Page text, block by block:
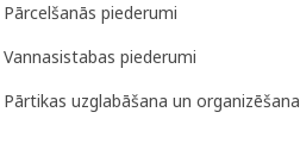
Pārcelšanās piederumi
Vannasistabas piederumi
Pārtikas uzglabāšana un organizēšana